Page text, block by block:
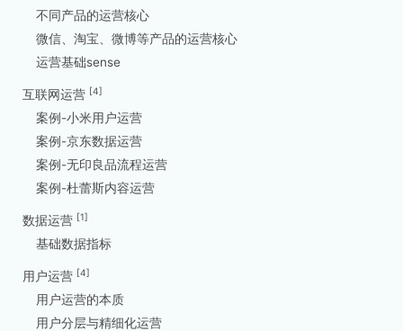
不同产品的运营核心
微信、淘宝、微博等产品的运营核心
运营基础sense
互联网运营 [4]
案例-小米用户运营
案例-京东数据运营
案例-无印良品流程运营
案例-杜蕾斯内容运营
数据运营 [1]
基础数据指标
用户运营 [4]
用户运营的本质
用户分层与精细化运营